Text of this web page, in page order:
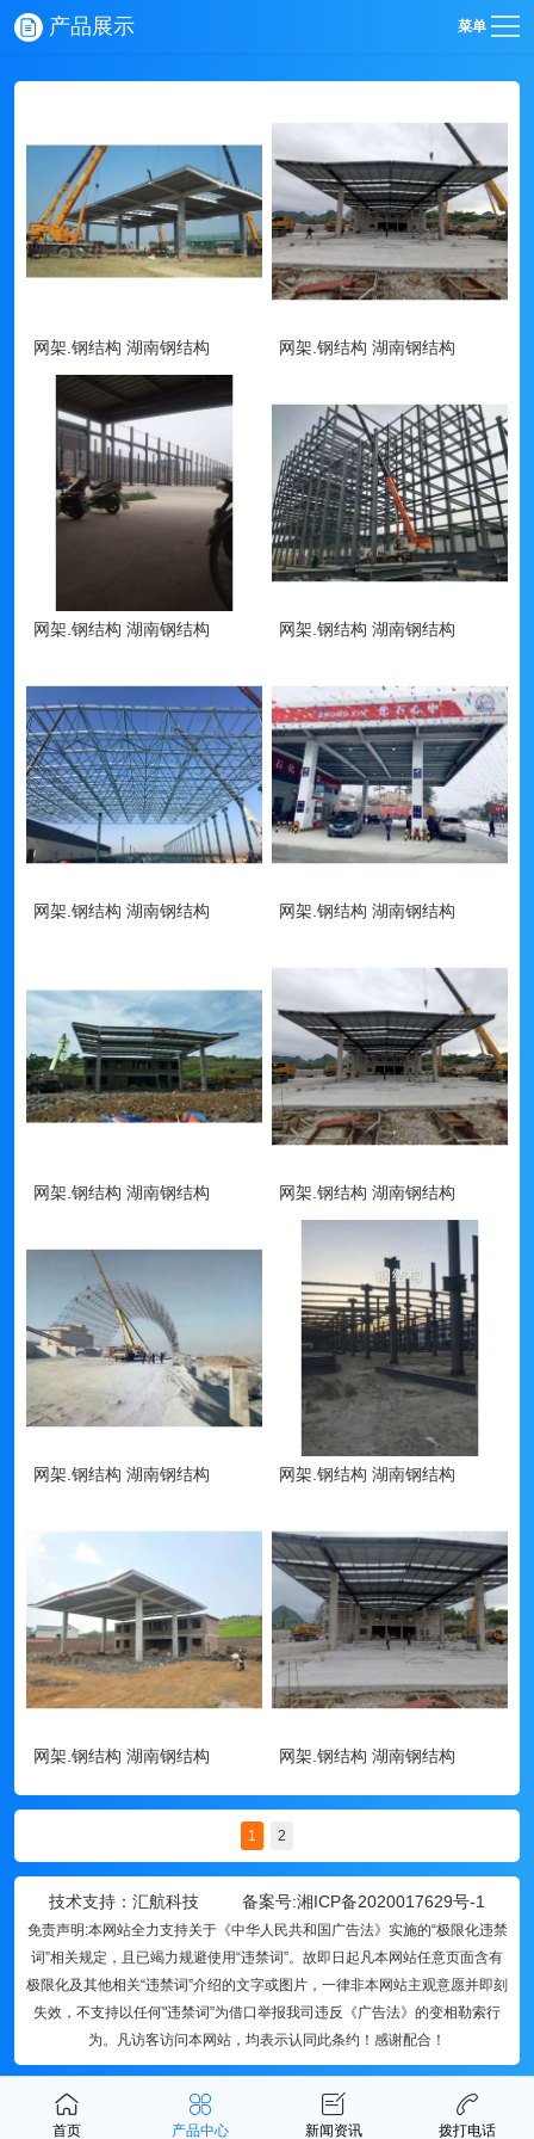
产品展示 菜单
网架.钢结构 湖南钢结构 网架.钢结构 湖南钢结构
网架.钢结构 湖南钢结构 网架.钢结构 湖南钢结构
网架.钢结构 湖南钢结构 网架.钢结构 湖南钢结构
网架.钢结构 湖南钢结构 网架.钢结构 湖南钢结构
网架.钢结构 湖南钢结构 网架.钢结构 湖南钢结构
网架.钢结构 湖南钢结构 网架.钢结构 湖南钢结构
1 2
技术支持：汇航科技 备案号:湘ICP备2020017629号-1
免责声明:本网站全力支持关于《中华人民共和国广告法》实施的“极限化违禁
词”相关规定，且已竭力规避使用“违禁词”。故即日起凡本网站任意页面含有
极限化及其他相关“违禁词”介绍的文字或图片，一律非本网站主观意愿并即刻
失效，不支持以任何"违禁词”为借口举报我司违反《广告法》的变相勒索行
为。凡访客访问本网站，均表示认同此条约！感谢配合！
首页 产品中心 新闻资讯 拨打电话